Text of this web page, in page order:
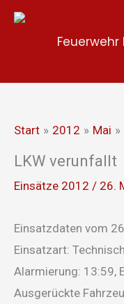
Zum
Start 2012 Mai
LKW verunfallt
Einsätze 2012 / 26.
Einsatzdaten vom
Einsatzart:
Alarmierung: 13:59,
Ausgerückte